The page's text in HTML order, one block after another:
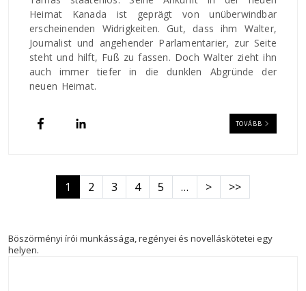
Heimat Kanada ist geprägt von unüberwindbar
erscheinenden Widrigkeiten. Gut, dass ihm Walter,
Journalist und angehender Parlamentarier, zur Seite
steht und hilft, Fuß zu fassen. Doch Walter zieht ihn
auch immer tiefer in die dunklen Abgründe der
neuen Heimat.
TOVÁBB
Oldalszámozás
1 2 3 4 5 … Következő oldal
> Utolsó oldal
>>
Böszörményi írói munkássága, regényei és novelláskötetei egy
helyen.